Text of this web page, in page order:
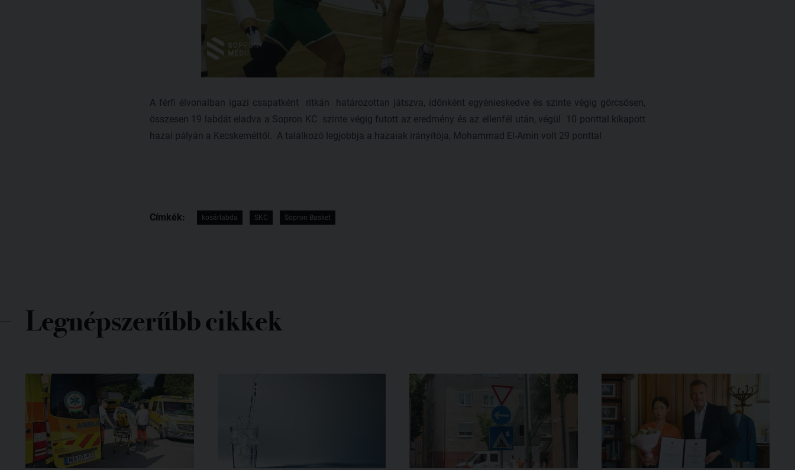
A férfi élvonalban igazi csapatként ritkán határozottan játszva, időnként egyénieskedve és szinte végig görcsösen,
összesen 19 labdát eladva a Sopron KC szinte végig futott az eredmény és az ellenfél után, végül 10 ponttal kikapott
hazai pályán a Kecskeméttől. A találkozó legjobbja a hazaiak irányítója, Mohammad El-Amin volt 29 ponttal
Címkék: kosárlabda SKC Sopron Basket
Legnépszerűbb cikkek